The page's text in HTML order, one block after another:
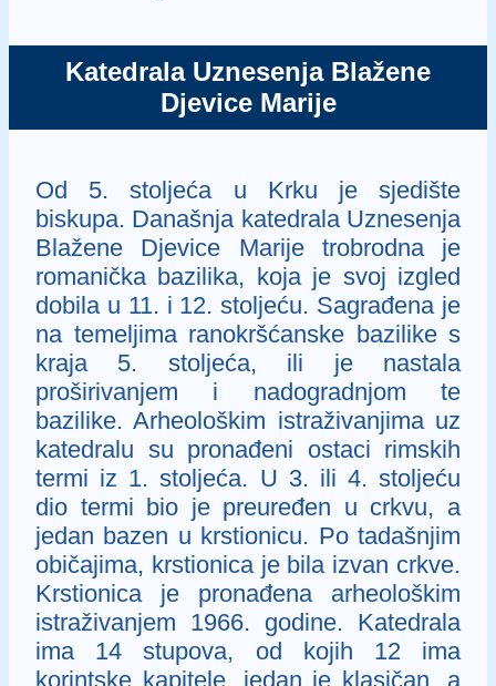
Katedrala Uznesenja Blažene
Djevice Marije
Od 5. stoljeća u Krku je sjedište
biskupa. Današnja katedrala Uznesenja
Blažene Djevice Marije trobrodna je
romanička bazilika, koja je svoj izgled
dobila u 11. i 12. stoljeću. Sagrađena je
na temeljima ranokršćanske bazilike s
kraja 5. stoljeća, ili je nastala
proširivanjem i nadogradnjom te
bazilike. Arheološkim istraživanjima uz
katedralu su pronađeni ostaci rimskih
termi iz 1. stoljeća. U 3. ili 4. stoljeću
dio termi bio je preuređen u crkvu, a
jedan bazen u krstionicu. Po tadašnjim
običajima, krstionica je bila izvan crkve.
Krstionica je pronađena arheološkim
istraživanjem 1966. godine. Katedrala
ima 14 stupova, od kojih 12 ima
korintske kapitele, jedan je klasičan, a